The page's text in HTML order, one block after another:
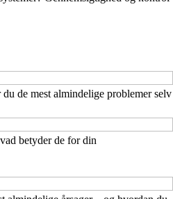
de mest almindelige problemer selv
betyder de for din